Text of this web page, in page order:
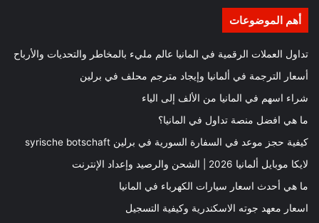
أهم الموضوعات
تداول العملات الرقمية في المانيا عالم مليء بالمخاطر والتحديات والأرباح
أسعار الترجمة في ألمانيا وإيجاد مترجم محلف في برلين
شراء اسهم في المانيا من الألف إلى الياء
ما هي افضل منصة تداول في المانيا؟
كيفية حجز موعد في السفارة السورية في برلين syrische botschaft
لايكا موبايل ألمانيا 2026 | الشحن والرصيد وإعداد الإنترنت
ما هي أحدث اسعار سيارات الكهرباء في المانيا
اسعار معهد جوته الاسكندرية وكيفية التسجيل